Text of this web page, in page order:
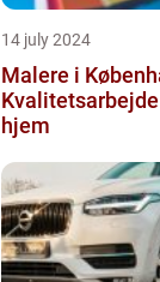
14 july 2024
Malere i
hjem